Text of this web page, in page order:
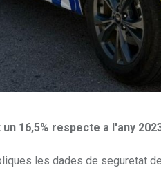
16,5% respecte a l'any
les dades de seguretat